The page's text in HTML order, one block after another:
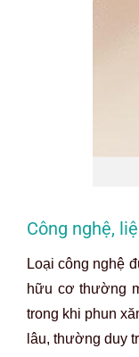
Công nghệ,
Loại công nghệ
hữu cơ thường
trong khi phun
lâu, thường duy